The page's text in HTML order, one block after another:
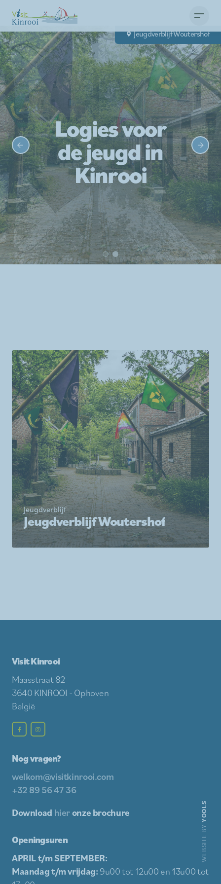
Logies voor
de jeugd in
Kinrooi
Jeugdverblijf Woutershof
Jeugdverblijf Woutershof
Jeugdverblijf Woutershof
Jeugdverblijf
Jeugdverblijf Woutershof
Visit Kinrooi
Maasstraat 82
3640 KINROOI - Ophoven
België
Nog vragen?
welkom@visitkinrooi.com
+32 89 56 47 36
Download hieronze brochure
Openingsuren
APRIL t/m SEPTEMBER:
Maandag t/m vrijdag: 9u00 tot 12u00 en 13u00 tot
WEBSITE BY
YOOLS